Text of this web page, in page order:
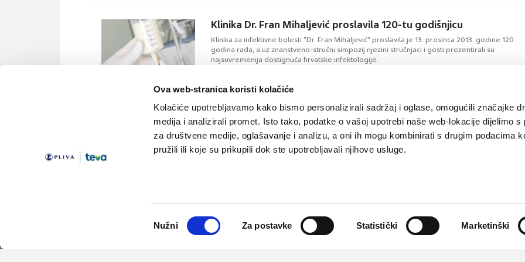
Ova web-stranica koristi kolačiće
Kolačiće upotrebljavamo kako bismo personalizirali sadržaj i oglase, omogućili značajke
medija i analizirali promet. Isto tako, podatke o vašoj upotrebi naše web-lokacije dijelimo s
za društvene medije, oglašavanje i analizu, a oni ih mogu kombinirati s drugim podacima
pružili ili koje su prikupili dok ste upotrebljavali njihove usluge.
pristanka
Nužni Za postavke Statistički Marketinški
Klinika Dr. Fran Mihaljević proslavila 120-tu godišnjicu
Klinika za infektivne bolesti "Dr. Fran Mihaljević" proslavila je 13. prosinca 2013. godine 120
godina rada, a uz znanstveno-stručni simpozij njezini stručnjaci i gosti prezentirali su
najsuvremenija dostignuća hrvatske infektologije.
Važne pravne
Partneri:CMJ,HPD,kardio.hr Liječnički vjesnik,Medicinski